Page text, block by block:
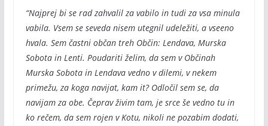
“Najprej bi se rad zahvalil za vabilo in tudi za vsa minula
vabila. Vsem se seveda nisem utegnil udeležiti, a vseeno
hvala. Sem častni občan treh Občin: Lendava, Murska
Sobota in Lenti. Poudariti želim, da sem v Občinah
Murska Sobota in Lendava vedno v dilemi, v nekem
primežu, za koga navijat, kam it? Odločil sem se, da
navijam za obe. Čeprav živim tam, je srce še vedno tu in
ko rečem, da sem rojen v Kotu, nikoli ne pozabim dodati,